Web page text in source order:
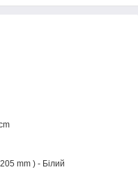
mm ) - Білий